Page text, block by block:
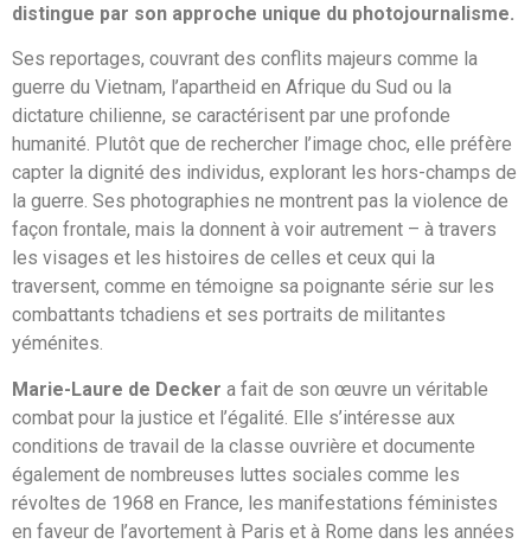
distingue par son approche unique du photojournalisme.
Ses reportages, couvrant des conflits majeurs comme la
guerre du Vietnam, l’apartheid en Afrique du Sud ou la
dictature chilienne, se caractérisent par une profonde
humanité. Plutôt que de rechercher l’image choc, elle préfère
capter la dignité des individus, explorant les hors-champs de
la guerre. Ses photographies ne montrent pas la violence de
façon frontale, mais la donnent à voir autrement – à travers
les visages et les histoires de celles et ceux qui la
traversent, comme en témoigne sa poignante série sur les
combattants tchadiens et ses portraits de militantes
yéménites.
Marie-Laure de Decker a fait de son œuvre un véritable
combat pour la justice et l’égalité. Elle s’intéresse aux
conditions de travail de la classe ouvrière et documente
également de nombreuses luttes sociales comme les
révoltes de 1968 en France, les manifestations féministes
en faveur de l’avortement à Paris et à Rome dans les années